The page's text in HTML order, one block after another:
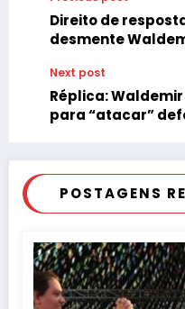
Direito de
desmente
Next post
Réplica:
para “atacar”
POSTAGENS